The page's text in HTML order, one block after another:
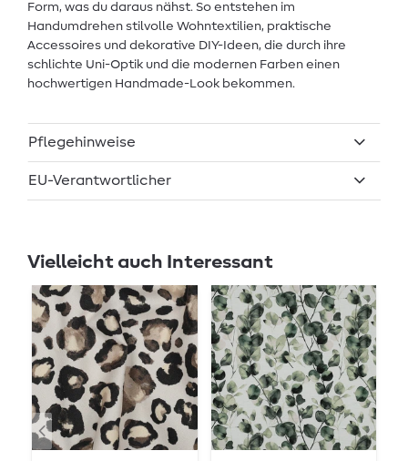
Form, was du daraus nähst. So entstehen im
Handumdrehen stilvolle Wohntextilien, praktische
Accessoires und dekorative DIY-Ideen, die durch ihre
schlichte Uni-Optik und die modernen Farben einen
hochwertigen Handmade-Look bekommen.
Pflegehinweise
EU-Verantwortlicher
Vielleicht auch Interessant